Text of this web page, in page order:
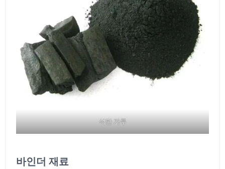
석탄 가루
바인더 재료